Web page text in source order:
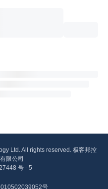
Ltd. All rights reserved. 极客邦控
限公司
号 - 5
号